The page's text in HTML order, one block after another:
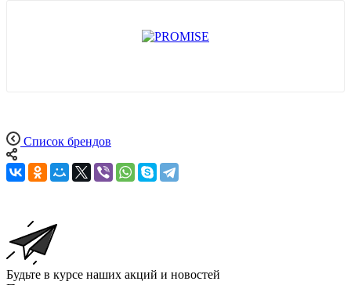
Список брендов
Будьте в курсе наших акций и новостей